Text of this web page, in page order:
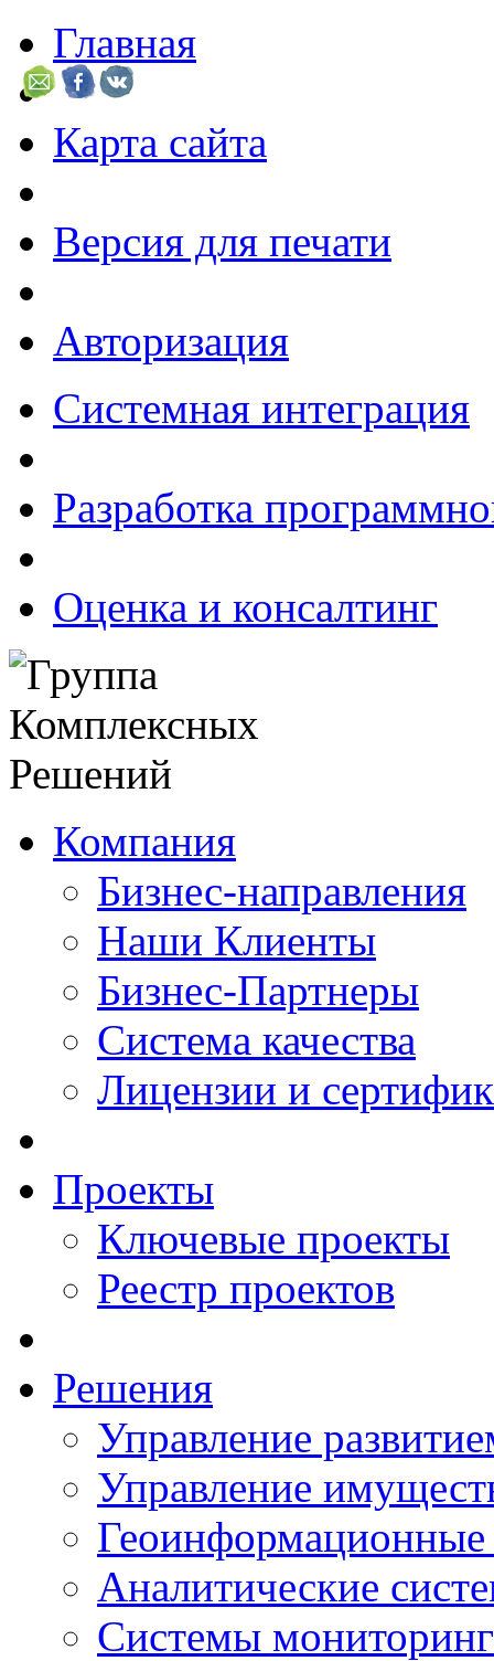
Главная
Карта сайта
Версия для печати
Авторизация
Системная интеграция
Разработка
Оценка и консалтинг
Компания
Бизнес-направления
Наши Клиенты
Бизнес-Партнеры
Система качества
Лицензии и
Проекты
Ключевые проекты
Реестр проектов
Решения
Управление
Управление
Аналитические
Системы